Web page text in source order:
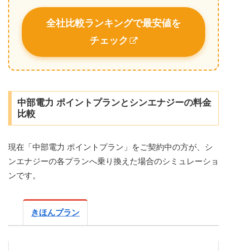
全社比較ランキングで最安値を
チェック
中部電力 ポイントプランとシンエナジーの料金
比較
現在「中部電力 ポイントプラン」をご契約中の方が、シ
ンエナジーの各プランへ乗り換えた場合のシミュレーショ
ンです。
きほんプラン